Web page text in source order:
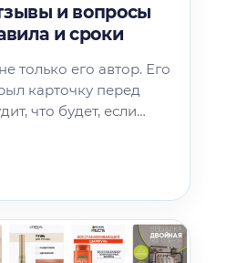
и вопросы
и сроки
только его автор. Его
карточку перед
что будет, если